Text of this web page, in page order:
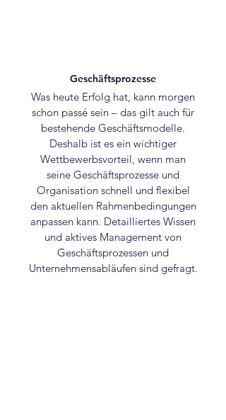
Geschäftsprozesse
Was heute Erfolg hat, kann morgen
schon passé sein – das gilt auch für
bestehende Geschäftsmodelle.
Deshalb ist es ein wichtiger
Wettbewerbsvorteil, wenn man
seine Geschäftsprozesse und
Organisation schnell und flexibel
den aktuellen Rahmenbedingungen
anpassen kann. Detailliertes Wissen
und aktives Management von
Geschäftsprozessen und
Unternehmensabläufen sind gefragt.